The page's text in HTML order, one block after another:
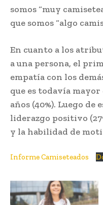
somos “muy
que somos “algo
En cuanto a los
a una persona, el
empatía con los
que es todavía mayor
años (40%). Luego de
liderazgo positivo
y la habilidad de
Informe Camiseteados